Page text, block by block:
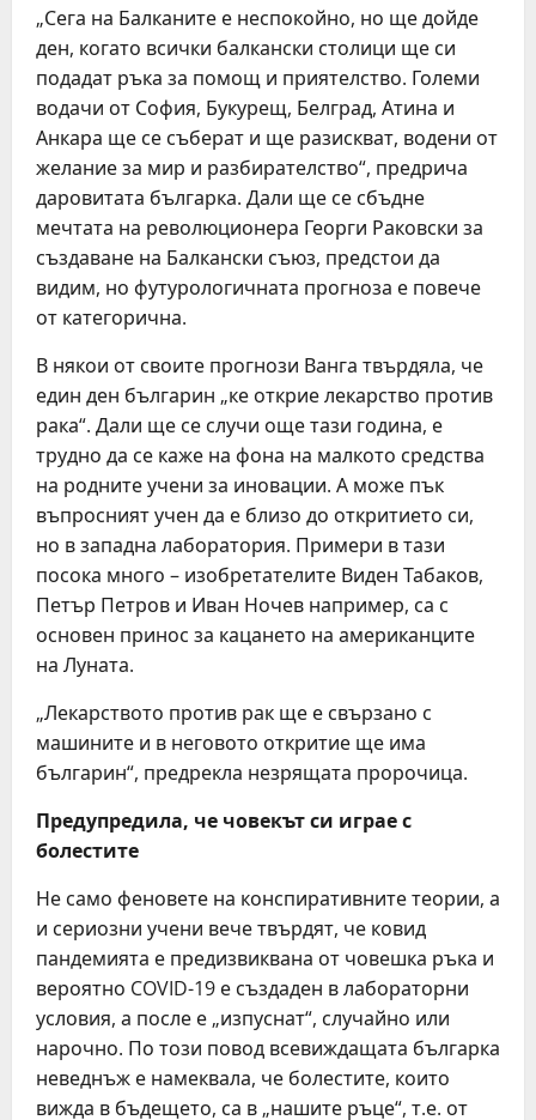
„Сега на Балканите е неспокойно, но ще дойде
ден, когато всички балкански столици ще си
подадат ръка за помощ и приятелство. Големи
водачи от София, Букурещ, Белград, Атина и
Анкара ще се съберат и ще разискват, водени от
желание за мир и разбирателство“, предрича
даровитата българка. Дали ще се сбъдне
мечтата на революционера Георги Раковски за
създаване на Балкански съюз, предстои да
видим, но футурологичната прогноза е повече
от категорична.
В някои от своите прогнози Ванга твърдяла, че
един ден българин „ке открие лекарство против
рака“. Дали ще се случи още тази година, е
трудно да се каже на фона на малкото средства
на родните учени за иновации. А може пък
въпросният учен да е близо до откритието си,
но в западна лаборатория. Примери в тази
посока много – изобретателите Виден Табаков,
Петър Петров и Иван Ночев например, са с
основен принос за кацането на американците
на Луната.
„Лекарството против рак ще е свързано с
машините и в неговото откритие ще има
българин“, предрекла незрящата пророчица.
Предупредила, че човекът си играе с
болестите
Не само феновете на конспиративните теории, а
и сериозни учени вече твърдят, че ковид
пандемията е предизвиквана от човешка ръка и
вероятно COVID-19 е създаден в лабораторни
условия, а после е „изпуснат“, случайно или
нарочно. По този повод всевиждащата българка
неведнъж е намеквала, че болестите, които
вижда в бъдещето, са в „нашите ръце“, т.е. от